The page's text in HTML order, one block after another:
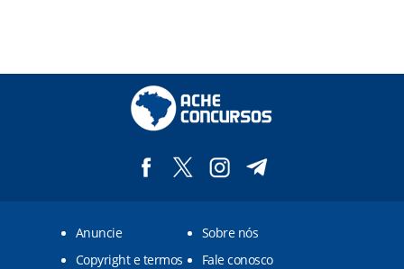
Anuncie
Sobre nós
Copyright e termos
Fale conosco